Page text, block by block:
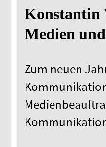
Konstantin
Medien
Zum neuen